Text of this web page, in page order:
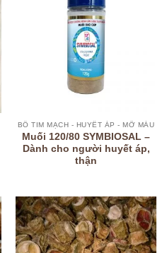
BỔ TIM MẠCH - HUYẾT ÁP - MỠ MÁU
Muối 120/80 SYMBIOSAL –
Dành cho người huyết áp,
thận